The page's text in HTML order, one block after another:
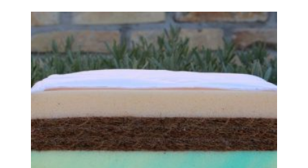
-
149
000 Ft